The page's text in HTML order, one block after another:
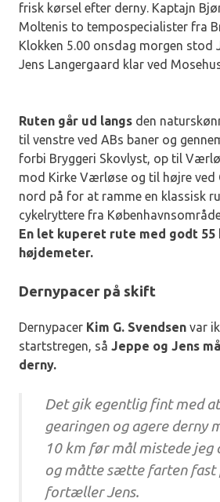
frisk kørsel efter derny. Kaptajn
Moltenis to tempospecialister fra
Klokken 5.00 onsdag morgen stod
Jens Langergaard klar ved
Ruten går ud langs den
til venstre ved ABs baner og
forbi Bryggeri Skovlyst, op til
mod Kirke Værløse og til højre ved
nord på for at ramme en klassisk
cykelryttere fra
En let kuperet rute med godt 55
højdemeter.
Dernypacer på skift
Dernypacer Kim G. Svendsen var
startstregen, så Jeppe og Jens
derny.
Det gik egentlig fint med
gearingen og agere derny
10 km før mål mistede jeg
og måtte sætte farten fast
fortæller Jens.